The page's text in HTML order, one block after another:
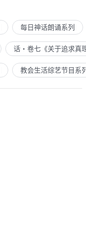
每日神话朗诵系列
话・卷七《关于追求真
教会生活综艺节目系